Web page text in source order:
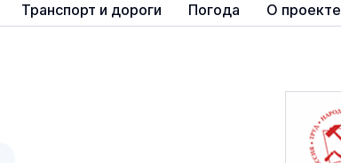
Транспорт и дороги Погода О проекте